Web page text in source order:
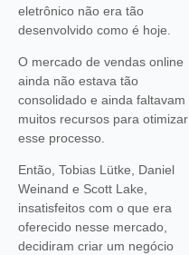
eletrônico não era tão
desenvolvido como é hoje.
O mercado de vendas online
ainda não estava tão
consolidado e ainda faltavam
muitos recursos para otimizar
esse processo.
Então, Tobias Lütke, Daniel
Weinand e Scott Lake,
insatisfeitos com o que era
oferecido nesse mercado,
decidiram criar um negócio